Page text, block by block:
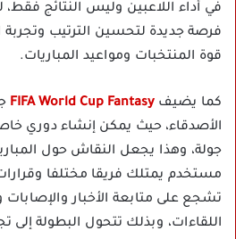
في أداء اللاعبين وليس النتائج
فرصة جديدة لتحسين الترتيب
قوة المنتخبات ومواعيد المباريات.
كما يضيف FIFA World Cup Fantasy
الأصدقاء، حيث يمكن إنشاء دوري
جولة، وهذا يجعل النقاش حول
مستخدم يمتلك فريقا مختلفا
تشجع على متابعة الأخبار
اللقاءات، وبذلك تتحول البطولة إلى